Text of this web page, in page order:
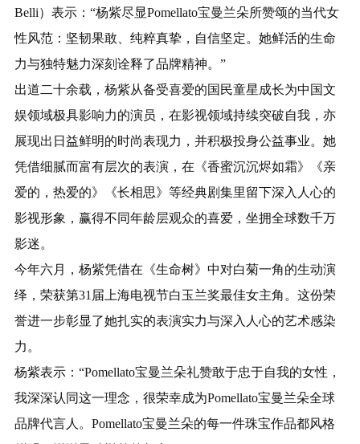
Belli）表示：“杨紫尽显Pomellato宝曼兰朵所赞颂的当代女
性风范：坚韧果敢、纯粹真挚，自信坚定。她鲜活的生命
力与独特魅力深刻诠释了品牌精神。”
出道二十余载，杨紫从备受喜爱的国民童星成长为中国文
娱领域极具影响力的演员，在影视领域持续突破自我，亦
展现出日益鲜明的时尚表现力，并积极投身公益事业。她
凭借细腻而富有层次的表演，在《香蜜沉沉烬如霜》《亲
爱的，热爱的》《长相思》等经典剧集里留下深入人心的
影视形象，赢得不同年龄层观众的喜爱，坐拥全球数千万
影迷。
今年六月，杨紫凭借在《生命树》中对白菊一角的生动演
绎，荣获第31届上海电视节白玉兰奖最佳女主角。这份荣
誉进一步彰显了她扎实的表演实力与深入人心的艺术感染
力。
杨紫表示：“Pomellato宝曼兰朵礼赞敢于忠于自我的女性，
我深深认同这一理念，很荣幸成为Pomellato宝曼兰朵全球
品牌代言人。Pomellato宝曼兰朵的每一件珠宝作品都风格